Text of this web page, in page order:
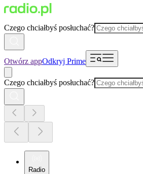
Czego chciałbyś posłuchać?
Otwórz appOdkryj Prime
Czego chciałbyś posłuchać?
Radio